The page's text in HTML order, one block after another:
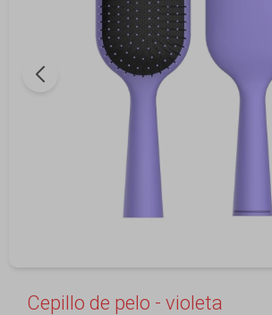
Cepillo de pelo - violeta